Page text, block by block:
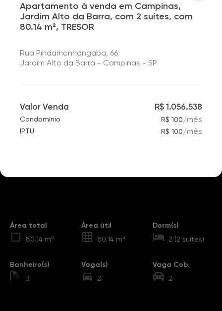
Apartamento à venda em Campinas,
Jardim Alto da Barra, com 2 suítes, com
80.14 m², TRESOR
Rua Pindamonhangaba, 66
Jardim Alto da Barra - Campinas - SP
Valor Venda R$ 1.056.538
Condomínio R$ 100/mês
IPTU R$ 100/mês
Área total
80.14 m²
Área útil
80.14 m²
Dorm(s)
2 (2 suítes)
Banheiro(s)
3
Vaga(s)
2
Vaga Cob.
2